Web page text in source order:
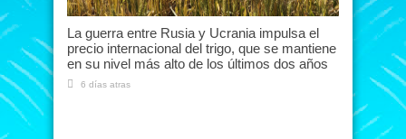
La guerra entre Rusia y Ucrania impulsa el
precio internacional del trigo, que se mantiene
en su nivel más alto de los últimos dos años
6 días atras